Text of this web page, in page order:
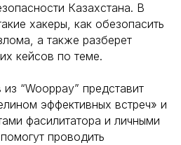
Казахстана. В
хакеры, как обезопасить
а также разберет
кейсов по теме.
“Wooppay” представит
эффективных встреч» и
фасилитатора и личными
проводить